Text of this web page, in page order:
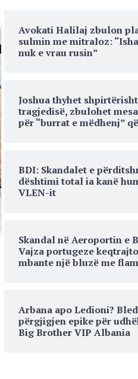
Avokati Halilaj zbulon
sulmin me mitraloz:
nuk e vrau rusin”
Joshua thyhet
tragjedisë, zbulohet
për “burrat e mëdhenj”
BDI: Skandalet e
dështimi total ia kanë
VLEN-it
Skandal në Aeroportin e
Vajza portugeze
mbante një bluzë me
Arbana apo Ledioni?
përgjigjen epike për
Big Brother VIP Albania